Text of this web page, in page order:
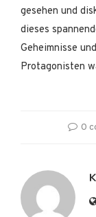
gesehen und
dieses
Geheimnisse
Protagonisten
0